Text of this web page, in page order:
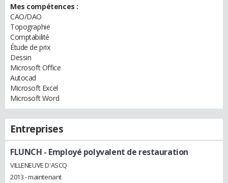
Mes compétences :
CAO/DAO
Topographie
Comptabilité
Étude de prix
Dessin
Microsoft Office
Autocad
Microsoft Excel
Microsoft Word
Entreprises
FLUNCH - Employé polyvalent de restauration
VILLENEUVE D'ASCQ
2013 - maintenant